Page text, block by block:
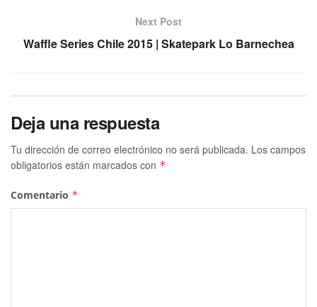
Next Post
Waffle Series Chile 2015 | Skatepark Lo Barnechea
Deja una respuesta
Tu dirección de correo electrónico no será publicada. Los campos
obligatorios están marcados con *
Comentario *